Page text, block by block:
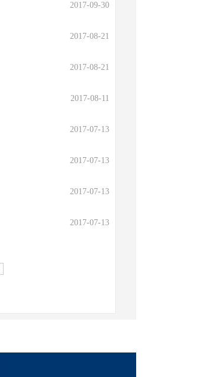
2017-09-30
2017-08-21
2017-08-21
2017-08-11
2017-07-13
2017-07-13
2017-07-13
2017-07-13